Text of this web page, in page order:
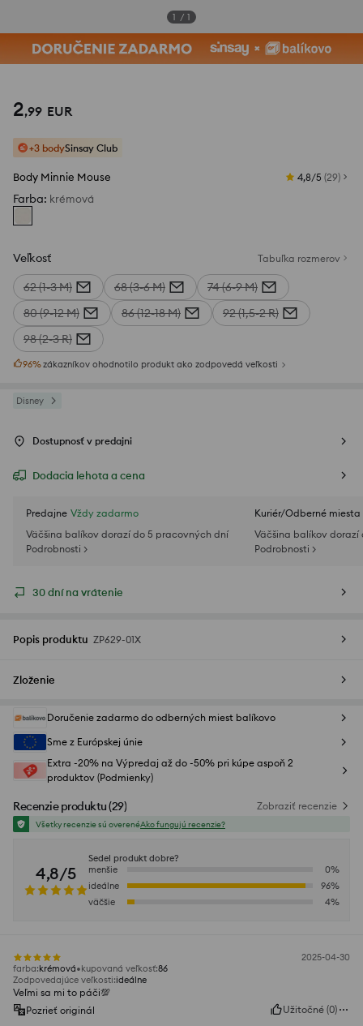
1 / 1
2,99 EUR
+3 bodySinsay Club
Body Minnie Mouse 4,8/5 (29)
Farba: krémová
Veľkosť Tabuľka rozmerov
62 (1-3 M) 68 (3-6 M)
74 (6-9 M)
80 (9-12 M)
86 (12-18 M)
92 (1,5-2 R)
98 (2-3 R)
96%zákazníkov ohodnotilo produkt ako zodpovedá veľkosti
Disney
Dostupnosť v predajni
Dodacia lehota a cena
Predajne Vždy zadarmo
Väčšina balíkov dorazí do 5 pracovných dní
Podrobnosti >
Kuriér/Odberné miesta
Väčšina balíkov
Podrobnosti >
30 dní na vrátenie
Popis produktu ZP629-01X
Zloženie
Doručenie zadarmo do odberných miest balíkovo
Sme z Európskej únie
Extra -20% na Výpredaj až do -50% pri kúpe aspoň 2
produktov (Podmienky)
Recenzie produktu(29) Zobraziť recenzie
Všetky recenzie sú overenéAko fungujú recenzie?
4,8/5
Sedel produkt dobre?
menšie
0%
ideálne
96%
väčšie
4%
2025-04-30
farba:krémová kupovaná veľkosť:86
Zodpovedajúce veľkosti:ideálne
Veľmi sa mi to páči💯
Pozrieť originál
Užitočné (0)